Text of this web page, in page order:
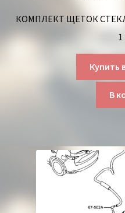
КОМПЛЕКТ ЩЕТОК
1
Купить
В